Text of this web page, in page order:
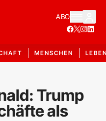
ABO
MENSCHEN
Trump
als